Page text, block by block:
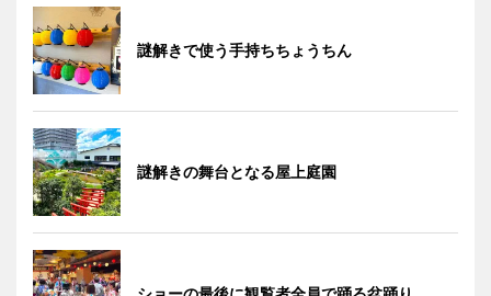
謎解きで使う手持ちちょうちん
謎解きの舞台となる屋上庭園